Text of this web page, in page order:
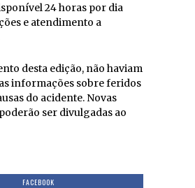
24 horas por dia
e atendimento a
desta edição, não haviam
informações sobre feridos
do acidente. Novas
ser divulgadas ao
FACEBOOK